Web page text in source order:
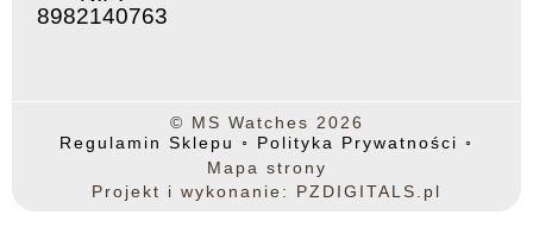
8982140763
© MS Watches 2026
Regulamin Sklepu ◦ Polityka Prywatności ◦
Mapa strony
Projekt i wykonanie: PZDIGITALS.pl